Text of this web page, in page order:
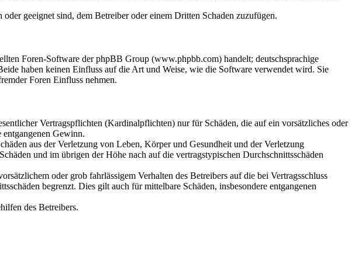
geeignet sind, dem Betreiber oder einem Dritten Schaden zuzufügen.
Foren-Software der phpBB Group (www.phpbb.com) handelt; deutschsprachige
haben keinen Einfluss auf die Art und Weise, wie die Software verwendet wird. Sie
Foren Einfluss nehmen.
Vertragspflichten (Kardinalpflichten) nur für Schäden, die auf ein vorsätzliches oder
Gewinn.
aus der Verletzung von Leben, Körper und Gesundheit und der Verletzung
und im übrigen der Höhe nach auf die vertragstypischen Durchschnittsschäden
oder grob fahrlässigem Verhalten des Betreibers auf die bei Vertragsschluss
begrenzt. Dies gilt auch für mittelbare Schäden, insbesondere entgangenen
des Betreibers.